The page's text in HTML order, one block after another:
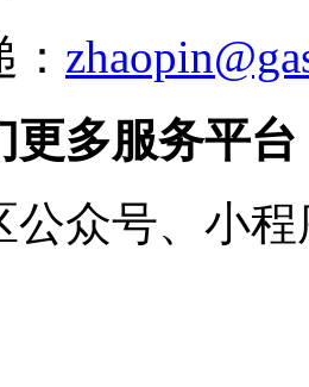
更多服务平台
公众号、小